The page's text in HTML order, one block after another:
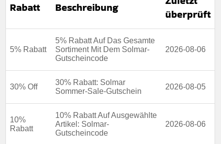
Bedingungen:Die Geschäftsbedingungen finden Sie
Rabatt Beschreibung
überprüft
5% Rabatt
5% Rabatt Auf Das Gesamte
Sortiment Mit Dem Solmar-
Gutscheincode
2026-08-06
30% Off
30% Rabatt: Solmar
Sommer-Sale-Gutschein
2026-08-05
10%
Rabatt
10% Rabatt Auf Ausgewählte
Artikel: Solmar-
Gutscheincode
2026-08-06